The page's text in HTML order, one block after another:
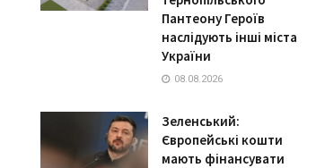
Пантеону Героїв
наслідують інші міста
України
08.08.2026
Зеленський:
Європейські кошти
мають фінансувати